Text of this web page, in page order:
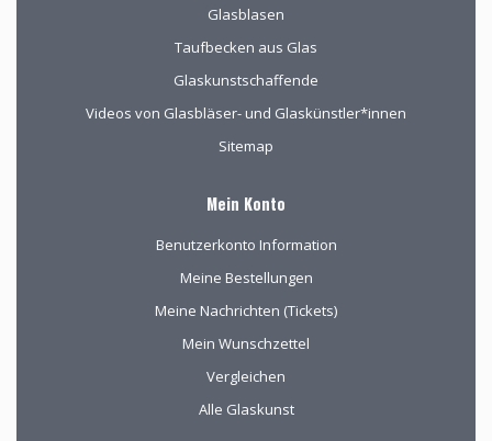
Glasblasen
Taufbecken aus Glas
Glaskunstschaffende
Videos von Glasbläser- und Glaskünstler*innen
Sitemap
Mein Konto
Benutzerkonto Information
Meine Bestellungen
Meine Nachrichten (Tickets)
Mein Wunschzettel
Vergleichen
Alle Glaskunst